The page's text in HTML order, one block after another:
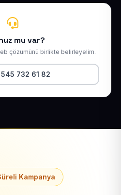
mu var?
çözümünü birlikte belirleyelim.
732 61 82
Kampanya